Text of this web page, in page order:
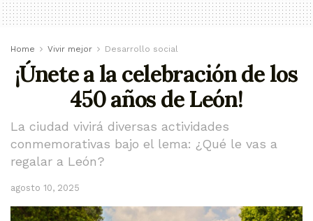
Home Vivir mejor Desarrollo social
¡Únete a la celebración de los
450 años de León!
La ciudad vivirá diversas actividades
conmemorativas bajo el lema: ¿Qué le vas a
regalar a León?
agosto 10, 2025